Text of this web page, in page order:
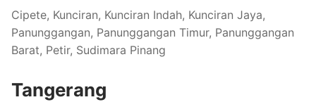
Cipete, Kunciran, Kunciran Indah, Kunciran Jaya,
Panunggangan, Panunggangan Timur, Panunggangan
Barat, Petir, Sudimara Pinang
Tangerang